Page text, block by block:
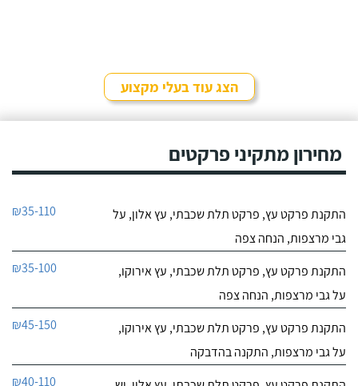
הצג עוד בעלי מקצוע
מחירון מתקיני פרקטים
התקנת פרקט עץ, פרקט תלת שכבתי, עץ אלון, על
גבי מרצפות, הנחה צפה
₪35-110
התקנת פרקט עץ, פרקט תלת שכבתי, עץ אירוקו,
על גבי מרצפות, הנחה צפה
₪35-100
התקנת פרקט עץ, פרקט תלת שכבתי, עץ אירוקו,
על גבי מרצפות, התקנה בהדבקה
₪45-150
₪40-110